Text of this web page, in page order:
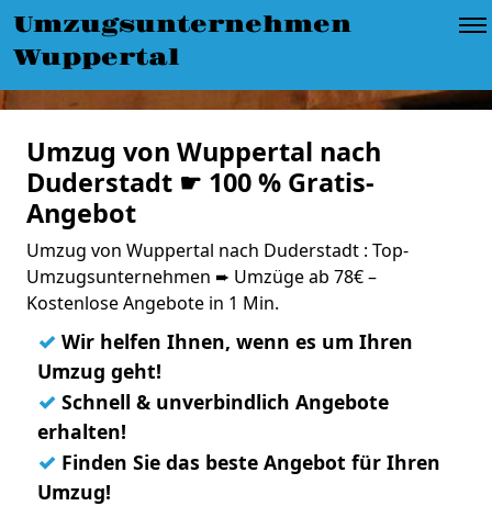
Umzugsunternehmen
Wuppertal
Umzug von Wuppertal nach
Duderstadt ☛ 100 % Gratis-
Angebot
Umzug von Wuppertal nach Duderstadt : Top-
Umzugsunternehmen ➨ Umzüge ab 78€ –
Kostenlose Angebote in 1 Min.
✓ Wir helfen Ihnen, wenn es um Ihren
Umzug geht!
✓ Schnell & unverbindlich Angebote
erhalten!
✓ Finden Sie das beste Angebot für Ihren
Umzug!